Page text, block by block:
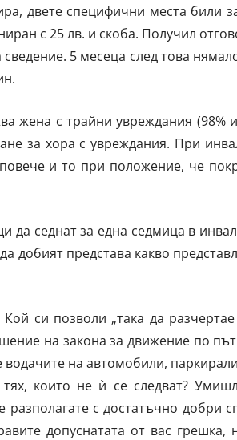
двете специфични места били
с 25 лв. и скоба. Получил
5 месеца след това
жена с трайни увреждания (98%
за хора с увреждания. При
и то при положение, че
да седнат за една седмица в
добият представа какво
си позволи „така да
на закона за движение по
на автомобили,
които не ѝ се следват?
с достатъчно добри
допуснатата от вас